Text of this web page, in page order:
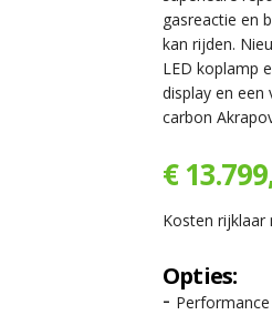
gasreactie en
kan rijden.
LED koplamp
display en een
carbon
€
Kosten rijklaar
Opties: